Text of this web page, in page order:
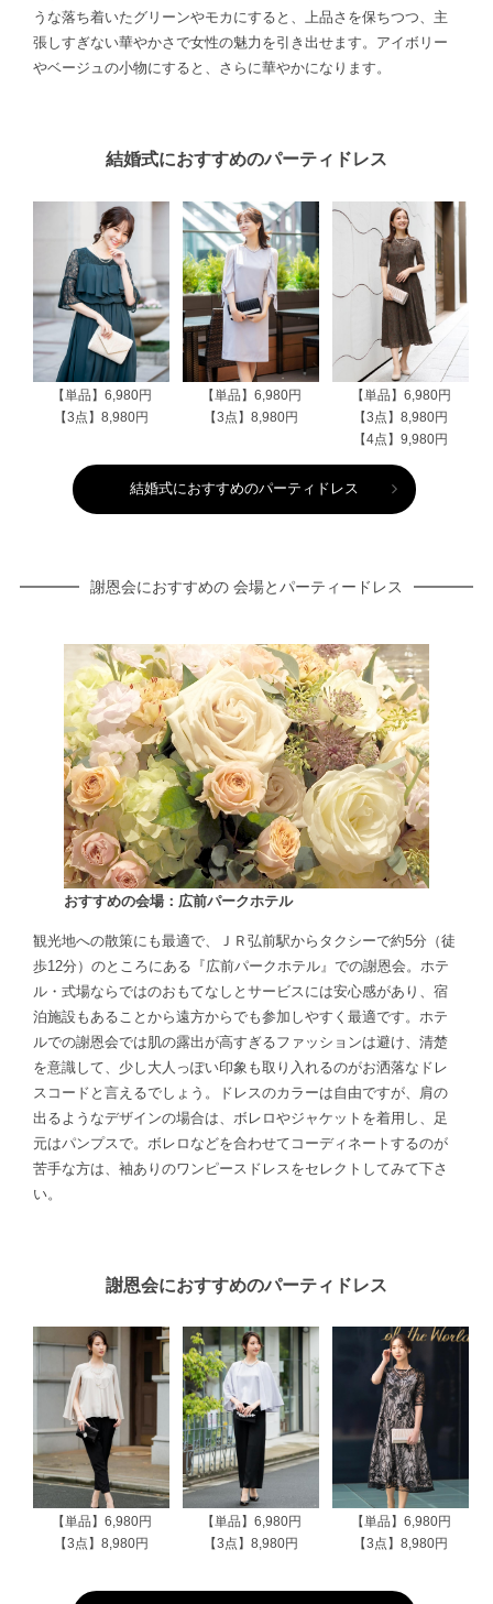
うな落ち着いたグリーンやモカにすると、上品さを保ちつつ、主
張しすぎない華やかさで女性の魅力を引き出せます。アイボリー
やベージュの小物にすると、さらに華やかになります。
結婚式におすすめのパーティドレス
【単品】6,980円
【3点】8,980円
【単品】6,980円
【3点】8,980円
【単品】6,980円
【3点】8,980円
【4点】9,980円
結婚式におすすめのパーティドレス
謝恩会におすすめの 会場とパーティードレス
おすすめの会場：広前パークホテル
観光地への散策にも最適で、ＪＲ弘前駅からタクシーで約5分（徒
歩12分）のところにある『広前パークホテル』での謝恩会。ホテ
ル・式場ならではのおもてなしとサービスには安心感があり、宿
泊施設もあることから遠方からでも参加しやすく最適です。ホテ
ルでの謝恩会では肌の露出が高すぎるファッションは避け、清楚
を意識して、少し大人っぽい印象も取り入れるのがお洒落なドレ
スコードと言えるでしょう。ドレスのカラーは自由ですが、肩の
出るようなデザインの場合は、ボレロやジャケットを着用し、足
元はパンプスで。ボレロなどを合わせてコーディネートするのが
苦手な方は、袖ありのワンピースドレスをセレクトしてみて下さ
い。
謝恩会におすすめのパーティドレス
【単品】6,980円
【3点】8,980円
【単品】6,980円
【3点】8,980円
【単品】6,980円
【3点】8,980円